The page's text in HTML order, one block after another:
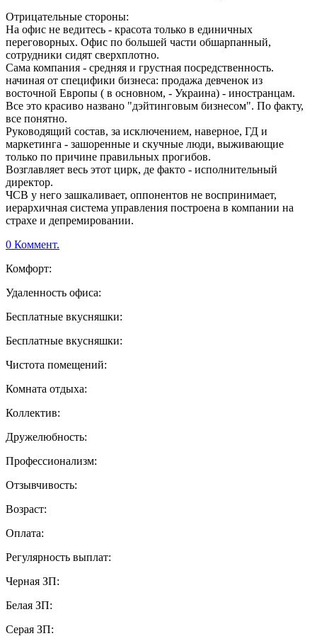
Отрицательные стороны:
На офис не ведитесь - красота только в единичных
переговорных. Офис по большей части обшарпанный,
сотрудники сидят сверхплотно.
Сама компания - средняя и грустная посредственность.
начиная от специфики бизнеса: продажа девченок из
восточной Европы ( в основном, - Украина) - иностранцам.
Все это красиво названо "дэйтинговым бизнесом". По факту,
все понятно.
Руководящий состав, за исключением, наверное, ГД и
маркетинга - зашоренные и скучные люди, выживающие
только по причине правильных прогибов.
Возглавляет весь этот цирк, де факто - исполнительный
директор.
ЧСВ у него зашкаливает, оппонентов не воспринимает,
иерархичная система управления построена в компании на
страхе и депремировании.
0 Коммент.
Комфорт:
Удаленность офиса:
Бесплатные вкусняшки:
Бесплатные вкусняшки:
Чистота помещений:
Комната отдыха:
Коллектив:
Дружелюбность:
Профессионализм:
Отзывчивость:
Возраст:
Оплата:
Регулярность выплат:
Черная ЗП:
Белая ЗП:
Серая ЗП: